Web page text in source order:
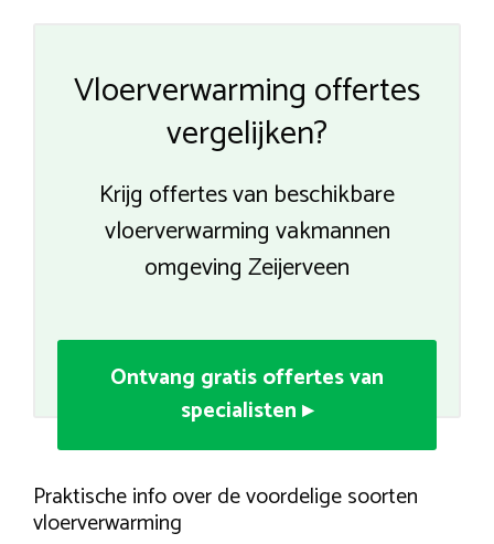
Vloerverwarming offertes
vergelijken?
Krijg offertes van beschikbare
vloerverwarming vakmannen
omgeving Zeijerveen
Ontvang gratis offertes van
specialisten ▸
Praktische info over de voordelige soorten
vloerverwarming